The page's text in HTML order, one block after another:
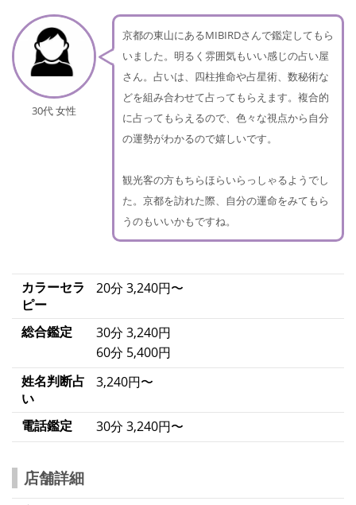
30代 女性
京都の東山にあるMIBIRDさんで鑑定してもら
いました。明るく雰囲気もいい感じの占い屋
さん。占いは、四柱推命や占星術、数秘術な
どを組み合わせて占ってもらえます。複合的
に占ってもらえるので、色々な視点から自分
の運勢がわかるので嬉しいです。
観光客の方もちらほらいらっしゃるようでし
た。京都を訪れた際、自分の運命をみてもら
うのもいいかもですね。
カラーセラ
ピー
20分 3,240円〜
総合鑑定
30分 3,240円
60分 5,400円
姓名判断占
い
3,240円〜
電話鑑定 30分 3,240円〜
店舗詳細